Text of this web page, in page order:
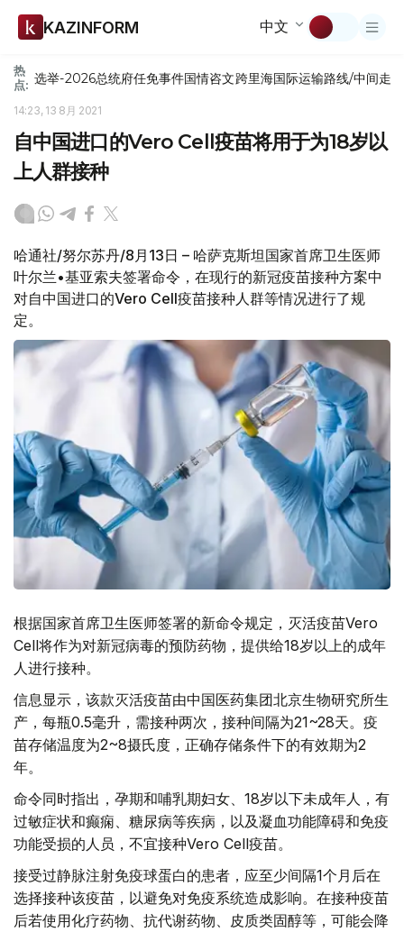
KAZINFORM 中文
热
点: 选举-2026总统府任免事件国情咨文跨里海国际运输路线/中间走廊
14:23, 13 8月 2021
自中国进口的Vero Cell疫苗将用于为18岁以
上人群接种
哈通社/努尔苏丹/8月13日 – 哈萨克斯坦国家首席卫生医师
叶尔兰•基亚索夫签署命令，在现行的新冠疫苗接种方案中
对自中国进口的Vero Cell疫苗接种人群等情况进行了规
定。
根据国家首席卫生医师签署的新命令规定，灭活疫苗Vero
Cell将作为对新冠病毒的预防药物，提供给18岁以上的成年
人进行接种。
信息显示，该款灭活疫苗由中国医药集团北京生物研究所生
产，每瓶0.5毫升，需接种两次，接种间隔为21~28天。疫
苗存储温度为2~8摄氏度，正确存储条件下的有效期为2
年。
命令同时指出，孕期和哺乳期妇女、18岁以下未成年人，有
过敏症状和癫痫、糖尿病等疾病，以及凝血功能障碍和免疫
功能受损的人员，不宜接种Vero Cell疫苗。
接受过静脉注射免疫球蛋白的患者，应至少间隔1个月后在
选择接种该疫苗，以避免对免疫系统造成影响。在接种疫苗
后若使用化疗药物、抗代谢药物、皮质类固醇等，可能会降